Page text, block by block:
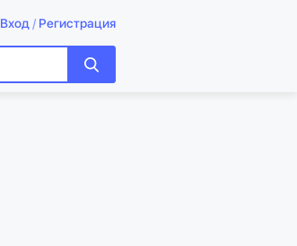
Вход / Регистрация